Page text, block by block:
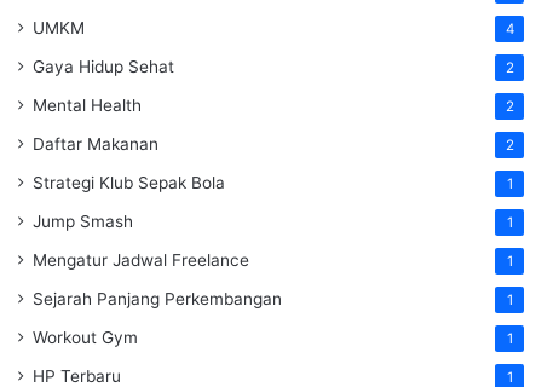
UMKM 4
Gaya Hidup Sehat 2
Mental Health 2
Daftar Makanan 2
Strategi Klub Sepak Bola 1
Jump Smash 1
Mengatur Jadwal Freelance 1
Sejarah Panjang Perkembangan 1
Workout Gym 1
HP Terbaru 1